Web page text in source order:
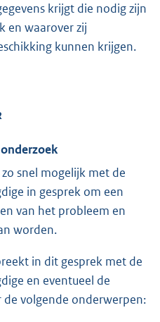
krijgt die nodig zijn
en waarover zij
kunnen krijgen.
snel mogelijk met de
in gesprek om een
van het probleem en
worden.
in dit gesprek met de
en eventueel de
volgende onderwerpen: